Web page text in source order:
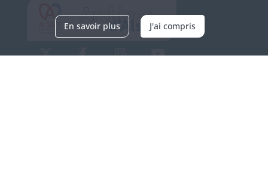
En savoir plus J'ai compris